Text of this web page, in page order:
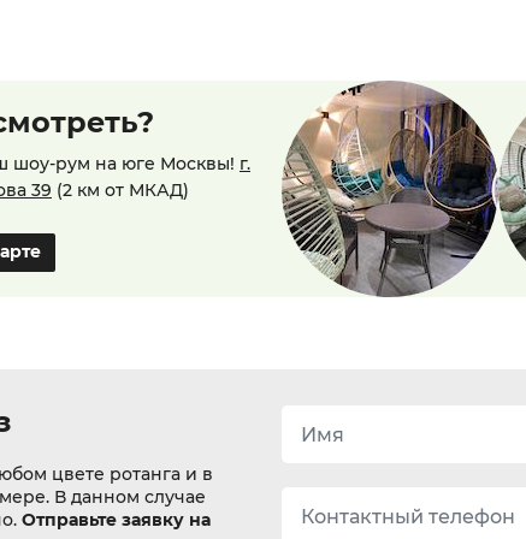
шоу-рум на юге Москвы! г.
39 (2 км от МКАД)
цвете ротанга и в
В данном случае
Отправьте заявку на